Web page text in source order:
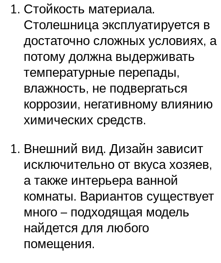
Стойкость материала.
Столешница эксплуатируется в
достаточно сложных условиях, а
потому должна выдерживать
температурные перепады,
влажность, не подвергаться
коррозии, негативному влиянию
химических средств.
Внешний вид. Дизайн зависит
исключительно от вкуса хозяев,
а также интерьера ванной
комнаты. Вариантов существует
много – подходящая модель
найдется для любого
помещения.